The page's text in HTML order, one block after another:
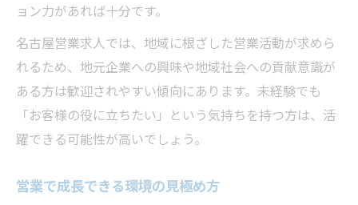
ョン力があれば十分です。
名古屋営業求人では、地域に根ざした営業活動が求めら
れるため、地元企業への興味や地域社会への貢献意識が
ある方は歓迎されやすい傾向にあります。未経験でも
「お客様の役に立ちたい」という気持ちを持つ方は、活
躍できる可能性が高いでしょう。
営業で成長できる環境の見極め方